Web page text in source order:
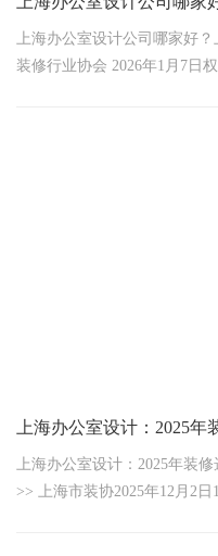
上海办公室设计公司哪家好
装修行业协会 2026年1月7日
上海办公室设计：2025年装
>> 上海市装协2025年12月2